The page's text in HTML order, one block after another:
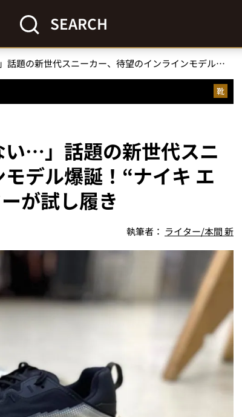
SEARCH
「完売伝説は序章に過ぎない…」話題の新世代スニーカー、待望のインラインモデル爆誕！“ナイキ エイバ ローバー”をエディターが試し履き
靴
い…」話題の新世代スニ
デル爆誕！“ナイキ エ
が試し履き
執筆者： ライター/本間 新